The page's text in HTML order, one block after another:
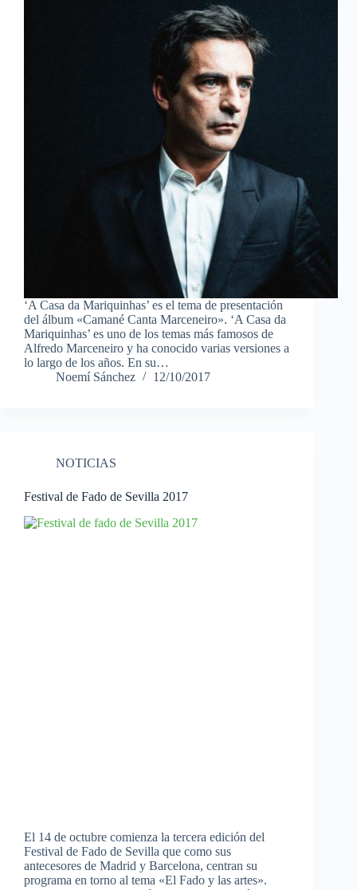
‘A Casa da Mariquinhas’ es el tema de presentación
del álbum «Camané Canta Marceneiro». ‘A Casa da
Mariquinhas’ es uno de los temas más famosos de
Alfredo Marceneiro y ha conocido varias versiones a
lo largo de los años. En su…
Noemí Sánchez
12/10/2017
NOTICIAS
Festival de Fado de Sevilla 2017
El 14 de octubre comienza la tercera edición del
Festival de Fado de Sevilla que como sus
antecesores de Madrid y Barcelona, centran su
programa en torno al tema «El Fado y las artes».